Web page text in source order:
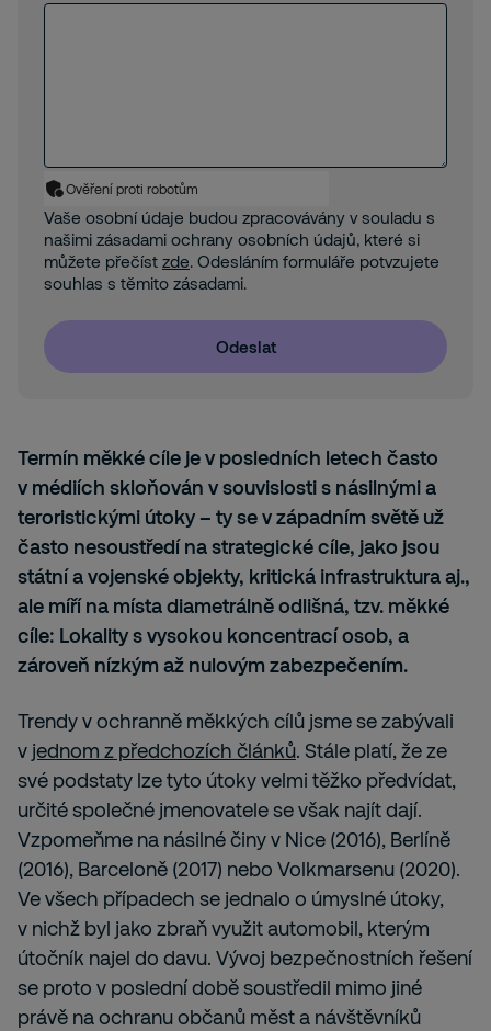
Termín měkké cíle je v posledních letech často
v médiích skloňován v souvislosti s násilnými a
teroristickými útoky – ty se v západním světě už
často nesoustředí na strategické cíle, jako jsou
státní a vojenské objekty, kritická infrastruktura aj.,
ale míří na místa diametrálně odlišná, tzv. měkké
cíle: Lokality s vysokou koncentrací osob, a
zároveň nízkým až nulovým zabezpečením.
Trendy v ochranně měkkých cílů jsme se zabývali
v jednom z předchozích článků. Stále platí, že ze
své podstaty lze tyto útoky velmi těžko předvídat,
určité společné jmenovatele se však najít dají.
Vzpomeňme na násilné činy v Nice (2016), Berlíně
(2016), Barceloně (2017) nebo Volkmarsenu (2020).
Ve všech případech se jednalo o úmyslné útoky,
v nichž byl jako zbraň využit automobil, kterým
útočník najel do davu. Vývoj bezpečnostních řešení
se proto v poslední době soustředil mimo jiné
právě na ochranu občanů měst a návštěvníků
Ověření proti robotům
Vaše osobní údaje budou zpracovávány v souladu s
našimi zásadami ochrany osobních údajů, které si
můžete přečíst zde. Odesláním formuláře potvzujete
souhlas s těmito zásadami.
Odeslat